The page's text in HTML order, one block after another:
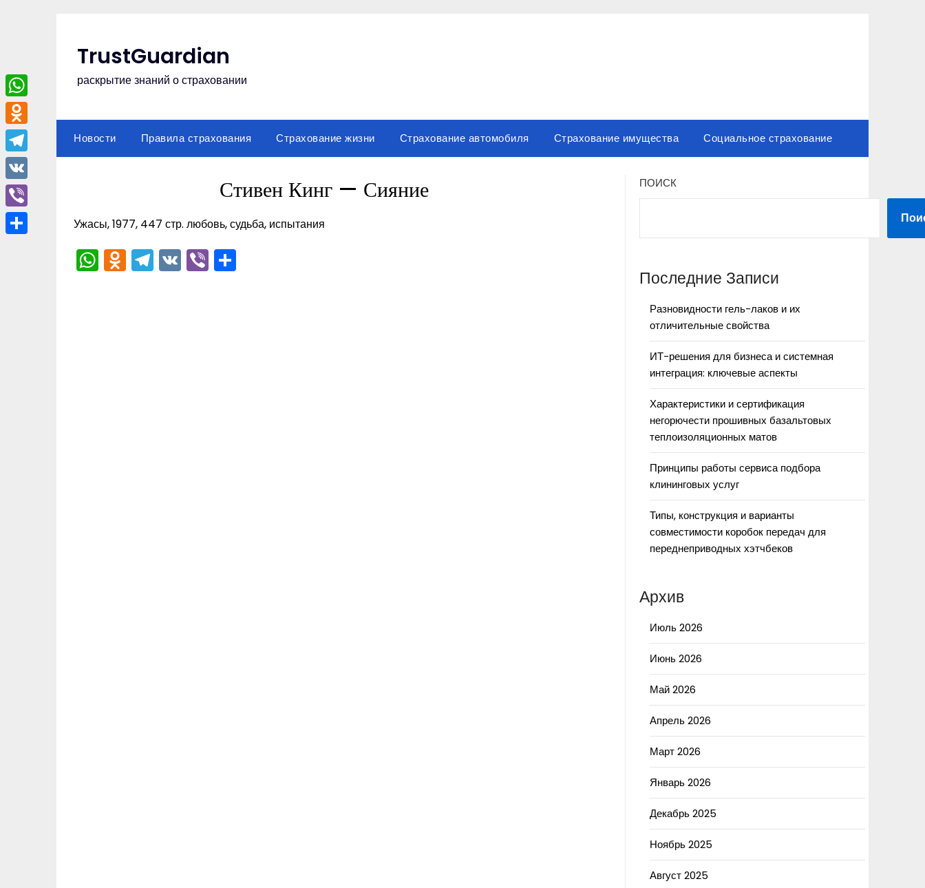
TrustGuardian
раскрытие знаний о страховании
Новости Правила страхования Страхование жизни Страхование автомобиля Страхование имущества Социальное страхование
Стивен Кинг — Сияние
Ужасы, 1977, 447 стр. любовь, судьба, испытания
WhatsApp
Odnoklassniki
Telegram
VKViber
ПОИСК
Последние Записи
Разновидности гель-лаков и их
отличительные свойства
ИТ-решения для бизнеса и системная
интеграция: ключевые аспекты
Характеристики и сертификация
негорючести прошивных базальтовых
теплоизоляционных матов
Принципы работы сервиса подбора
клининговых услуг
Типы, конструкция и варианты
совместимости коробок передач для
переднеприводных хэтчбеков
Архив
Июль 2026
Июнь 2026
Май 2026
Апрель 2026
Март 2026
Январь 2026
Декабрь 2025
Ноябрь 2025
Август 2025
WhatsApp
Odnoklassniki
Telegram
VK
Viber